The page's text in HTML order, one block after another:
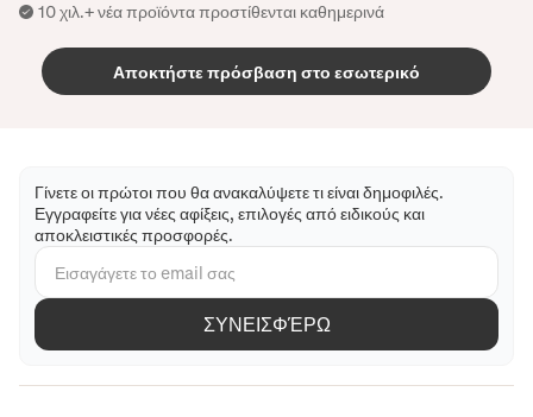
10 χιλ.+ νέα προϊόντα προστίθενται καθημερινά
Αποκτήστε πρόσβαση στο εσωτερικό
Γίνετε οι πρώτοι που θα ανακαλύψετε τι είναι δημοφιλές.
Εγγραφείτε για νέες αφίξεις, επιλογές από ειδικούς και
αποκλειστικές προσφορές.
ΣΥΝΕΙΣΦΈΡΩ